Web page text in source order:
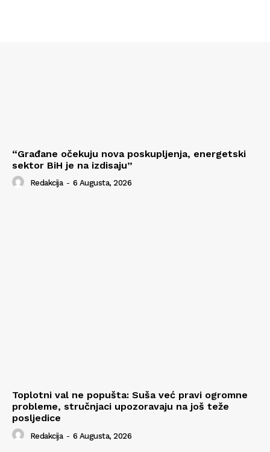
“Građane očekuju nova poskupljenja, energetski
sektor BiH je na izdisaju”
Redakcija - 6 Augusta, 2026
Toplotni val ne popušta: Suša već pravi ogromne
probleme, stručnjaci upozoravaju na još teže
posljedice
Redakcija - 6 Augusta, 2026